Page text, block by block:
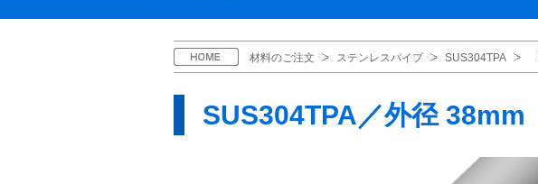
ル
H
O
E
材料のご注文 ステンレスパイプ SUS304TPA
SUS304TPA／外径 38mm